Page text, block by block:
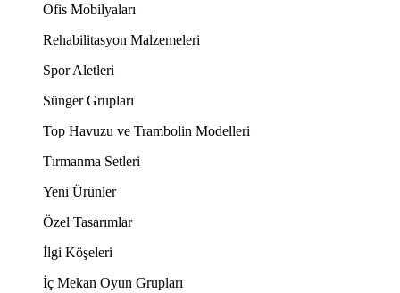
Ofis Mobilyaları
Rehabilitasyon Malzemeleri
Spor Aletleri
Sünger Grupları
Top Havuzu ve Trambolin Modelleri
Tırmanma Setleri
Yeni Ürünler
Özel Tasarımlar
İlgi Köşeleri
İç Mekan Oyun Grupları